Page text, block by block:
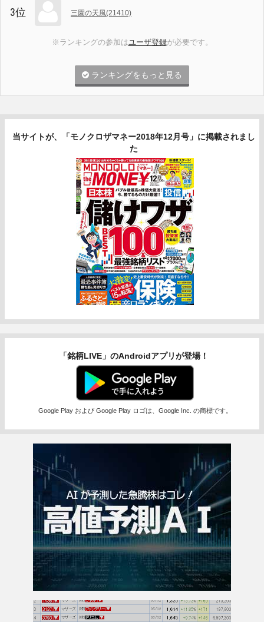
3位 三園の天風(21410)
※ランキングの参加はユーザ登録が必要です。
ランキングをもっと見る
当サイトが、「モノクロザマネー2018年12月号」に掲載されまし
た
「銘柄LIVE」のAndroidアプリが登場！
Google Play および Google Play ロゴは、Google Inc. の商標です。